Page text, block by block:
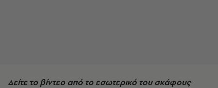
Δείτε το βίντεο από το εσωτερικό του σκάφους